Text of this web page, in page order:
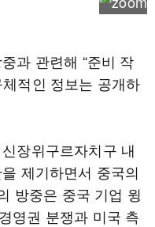
과 관련해 “준비 작
적인 정보는 공개하
장위구르자치구 내
제기하면서 중국의
방중은 중국 기업 윙
영권 분쟁과 미국 측